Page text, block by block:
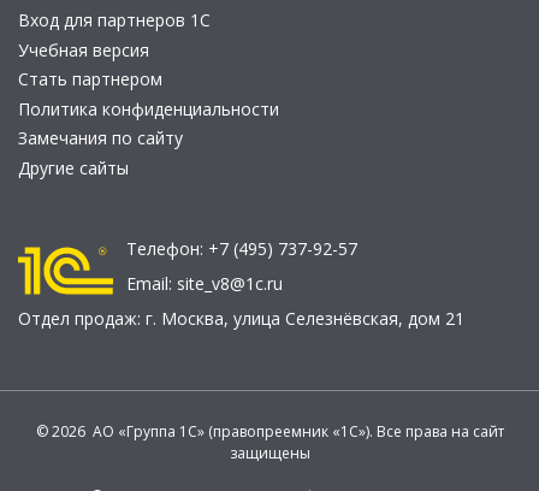
Вход для партнеров 1С
Учебная версия
Стать партнером
Политика конфиденциальности
Замечания по сайту
Другие сайты
Телефон: +7 (495) 737-92-57
Email: site_v8@1c.ru
Отдел продаж: г. Москва, улица Селезнёвская, дом 21
© 2026 АО «Группа 1С» (правопреемник «1С»). Все права на сайт
защищены